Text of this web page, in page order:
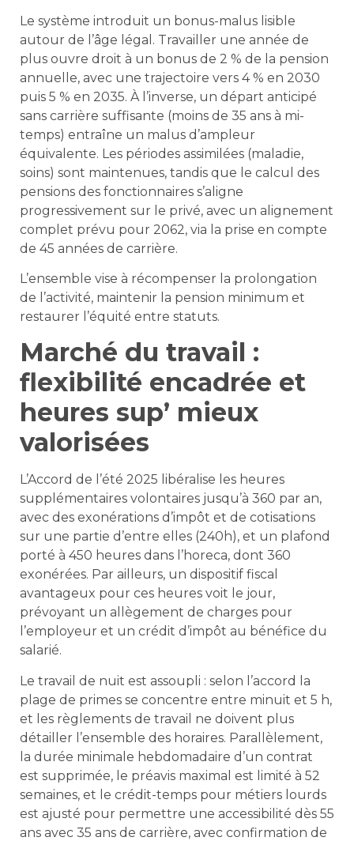
Le système introduit un bonus-malus lisible
autour de l’âge légal. Travailler une année de
plus ouvre droit à un bonus de 2 % de la pension
annuelle, avec une trajectoire vers 4 % en 2030
puis 5 % en 2035. À l’inverse, un départ anticipé
sans carrière suffisante (moins de 35 ans à mi-
temps) entraîne un malus d’ampleur
équivalente. Les périodes assimilées (maladie,
soins) sont maintenues, tandis que le calcul des
pensions des fonctionnaires s’aligne
progressivement sur le privé, avec un alignement
complet prévu pour 2062, via la prise en compte
de 45 années de carrière.
L’ensemble vise à récompenser la prolongation
de l’activité, maintenir la pension minimum et
restaurer l’équité entre statuts.
Marché du travail :
flexibilité encadrée et
heures sup’ mieux
valorisées
L’Accord de l’été 2025 libéralise les heures
supplémentaires volontaires jusqu’à 360 par an,
avec des exonérations d’impôt et de cotisations
sur une partie d’entre elles (240h), et un plafond
porté à 450 heures dans l’horeca, dont 360
exonérées. Par ailleurs, un dispositif fiscal
avantageux pour ces heures voit le jour,
prévoyant un allègement de charges pour
l’employeur et un crédit d’impôt au bénéfice du
salarié.
Le travail de nuit est assoupli : selon l’accord la
plage de primes se concentre entre minuit et 5 h,
et les règlements de travail ne doivent plus
détailler l’ensemble des horaires. Parallèlement,
la durée minimale hebdomadaire d’un contrat
est supprimée, le préavis maximal est limité à 52
semaines, et le crédit-temps pour métiers lourds
est ajusté pour permettre une accessibilité dès 55
ans avec 35 ans de carrière, avec confirmation de